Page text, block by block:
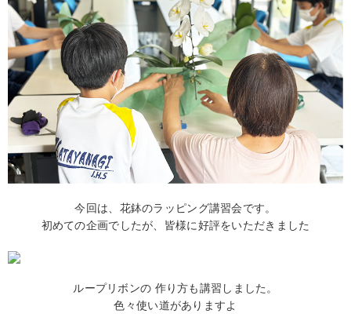
今回は、花鉢のラッピング講習会です。
初めての企画でしたが、皆様に好評をいただきました
ループリボンの 作り方も講習しました。
色々使い道がありますよ